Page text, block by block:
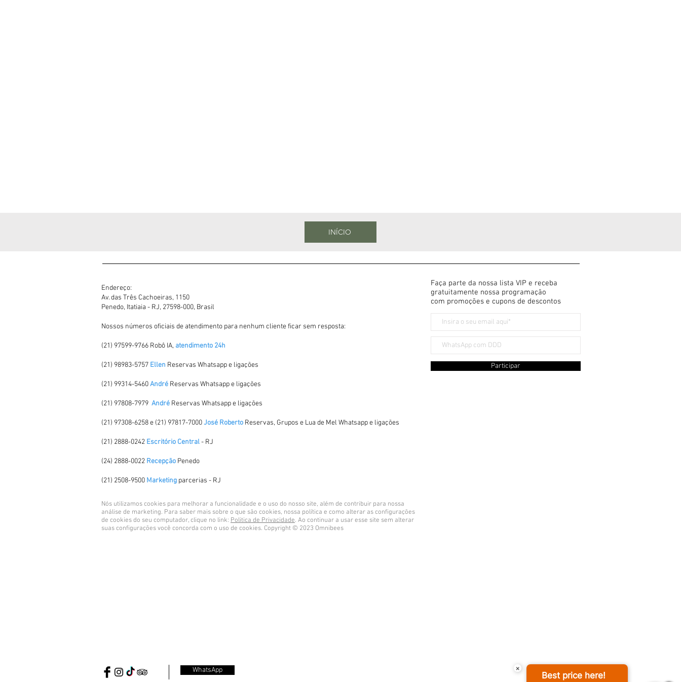
INÍCIO
Endereço:
Av. das Três Cachoeiras, 1150
Penedo, Itatiaia - RJ, 27598-000, Brasil
Nossos números oficiais de atendimento para nenhum cliente ficar sem resposta:
(21) 97599-9766 Robô IA, atendimento 24h
(21) 98983-5757 Ellen Reservas Whatsapp e ligações
(21) 99314-5460André Reservas Whatsapp e ligações
(21) 97808-7979 André Reservas Whatsapp e ligações
(21) 97308-6258 e (21) 97817-7000José Roberto Reservas, Grupos e Lua de Mel Whatsapp e ligações
(21) 2888-0242 Escritório Central- RJ
(24) 2888-0022 Recepção Penedo
(21) 2508-9500 Marketing parcerias - RJ
Faça parte da nossa lista VIP e receba
gratuitamente nossa programação
com promoções e cupons de descontos
Participar
Nós utilizamos cookies para melhorar a funcionalidade e o uso do nosso site, além de contribuir para nossa
análise de marketing. Para saber mais sobre o que são cookies, nossa política e como alterar as configurações
de cookies do seu computador, clique no link: Politica de Privacidade. Ao continuar a usar esse site sem alterar
suas configurações você concorda com o uso de cookies. Copyright © 2023 Omnibees
WhatsApp ×
Best price here!